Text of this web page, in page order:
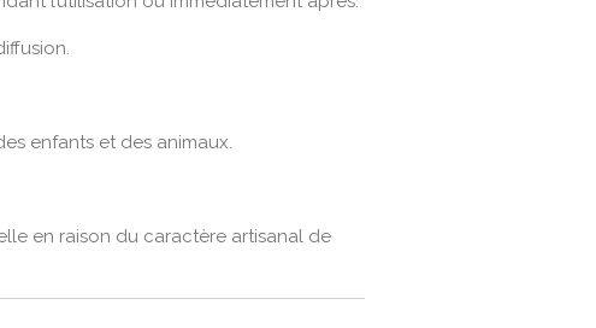
enfants et des animaux.
en raison du caractère artisanal de